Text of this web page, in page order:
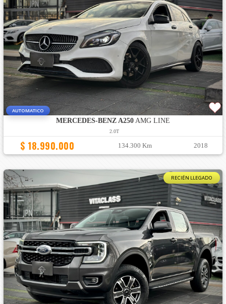
AUTOMATICO
MERCEDES-BENZ A250AMG LINE
2.0T
$ 18.990.000 134.300 Km 2018
RECIÉN LLEGADO